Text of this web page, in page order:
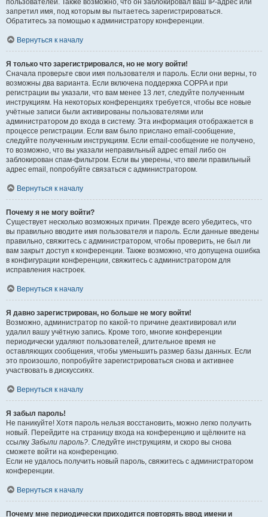
пользователей. Также возможно, что он заблокировал ваш IP-адрес или
запретил имя, под которым вы пытаетесь зарегистрироваться.
Обратитесь за помощью к администратору конференции.
Вернуться к началу
Я только что зарегистрировался, но не могу войти!
Сначала проверьте свои имя пользователя и пароль. Если они верны, то
возможны два варианта. Если включена поддержка COPPA и при
регистрации вы указали, что вам менее 13 лет, следуйте полученным
инструкциям. На некоторых конференциях требуется, чтобы все новые
учётные записи были активированы пользователями или
администратором до входа в систему. Эта информация отображается в
процессе регистрации. Если вам было прислано email-сообщение,
следуйте полученным инструкциям. Если email-сообщение не получено,
то возможно, что вы указали неправильный адрес email либо он
заблокирован спам-фильтром. Если вы уверены, что ввели правильный
адрес email, попробуйте связаться с администратором.
Вернуться к началу
Почему я не могу войти?
Существует несколько возможных причин. Прежде всего убедитесь, что
вы правильно вводите имя пользователя и пароль. Если данные введены
правильно, свяжитесь с администратором, чтобы проверить, не был ли
вам закрыт доступ к конференции. Также возможно, что допущена ошибка
в конфигурации конференции, свяжитесь с администратором для
исправления настроек.
Вернуться к началу
Я давно зарегистрирован, но больше не могу войти!
Возможно, администратор по какой-то причине деактивировал или
удалил вашу учётную запись. Кроме того, многие конференции
периодически удаляют пользователей, длительное время не
оставляющих сообщения, чтобы уменьшить размер базы данных. Если
это произошло, попробуйте зарегистрироваться снова и активнее
участвовать в дискуссиях.
Вернуться к началу
Я забыл пароль!
Не паникуйте! Хотя пароль нельзя восстановить, можно легко получить
новый. Перейдите на страницу входа на конференцию и щёлкните на
ссылку Забыли пароль?. Следуйте инструкциям, и скоро вы снова
сможете войти на конференцию.
Если не удалось получить новый пароль, свяжитесь с администратором
конференции.
Вернуться к началу
Почему мне периодически приходится повторять ввод имени и